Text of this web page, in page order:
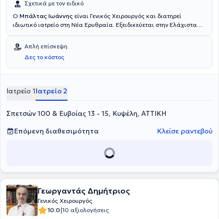
Σχετικά με τον ειδικό
Ο Μπάλτας Ιωάννης είναι Γενικός Χειρουργός και διατηρεί
ιδιωτικό ιατρείο στη Νέα Ερυθραία. Εξειδικεύεται στην Ελάχιστα
στην Ορθοπρωκτική Χειρουργική. Επιπλέον εξειδίκευση διαθέτει
στη σύγχρονη χειρουργική πρωκτού (αιμορροΐδες, ραγάδα
πρωκτού, κύστη κόκκυγος). Διαθέτει πολυετή εμπειρία στην
αποτελεσματική και ασφαλή χειρουργική αντιμετώπιση της
συστήματος και των κηλών του κοιλιακού τοιχώματος. Τέλος,
παράλληλα με το ιδιωτικό του ιατρείο, συνεργάζεται με μεγάλες
Αθηνών (κλινική Περιστερίου), το Mediterraneo, το Doctor's Hospital
Απλή επίσκεψη
Δες το κόστος
Ιατρείο 1Ιατρείο 2
Σπετσών 100 & Ευβοίας 13 - 15, Κυψέλη, ΑΤΤΙΚΗ
Επόμενη διαθεσιμότητα
Κλείσε ραντεβού
Γεωργαντάς Δημήτριος
Γενικός Χειρουργός
10.0|10 αξιολογήσεις